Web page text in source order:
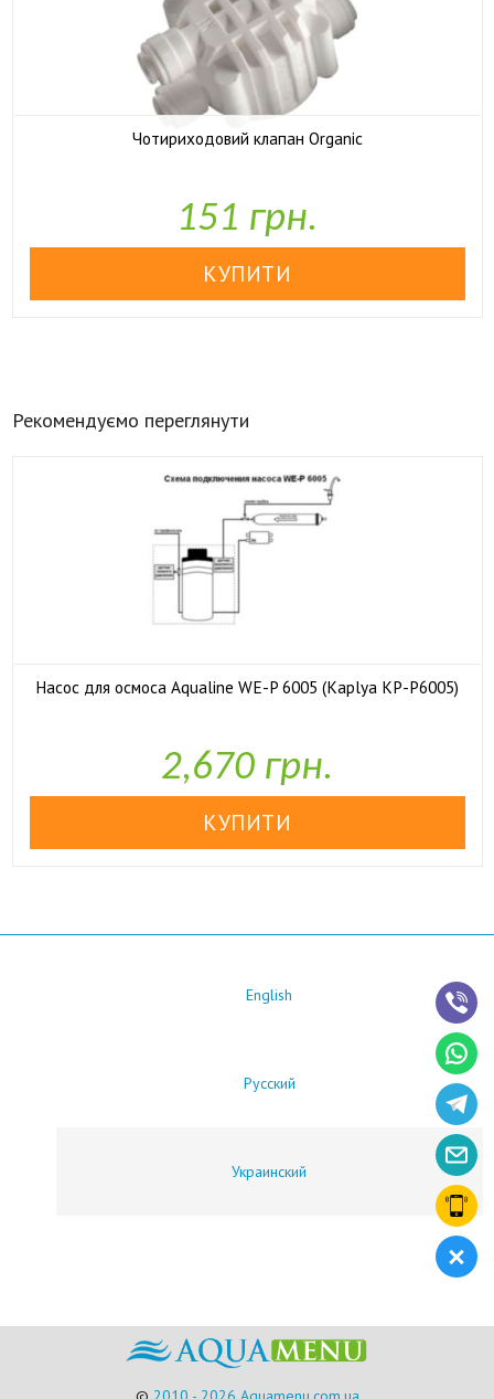
Чотириходовий клапан Organic
151 грн.
Рекомендуємо переглянути
Насос для осмоса Aqualine WE-P 6005 (Kaplya KP-P6005)
2,670 грн.
English
Русский
Украинский